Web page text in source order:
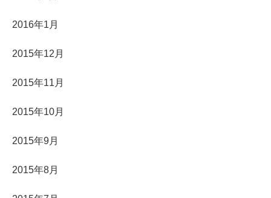
2016年1月
2015年12月
2015年11月
2015年10月
2015年9月
2015年8月